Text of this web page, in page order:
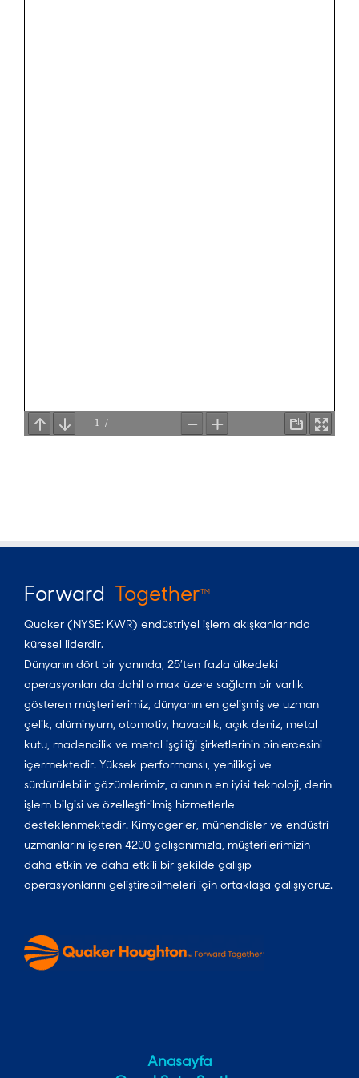
Forward TogetherTM
Quaker (NYSE: KWR) endüstriyel işlem akışkanlarında
küresel liderdir.
Dünyanın dört bir yanında, 25’ten fazla ülkedeki
operasyonları da dahil olmak üzere sağlam bir varlık
gösteren müşterilerimiz, dünyanın en gelişmiş ve uzman
çelik, alüminyum, otomotiv, havacılık, açık deniz, metal
kutu, madencilik ve metal işçiliği şirketlerinin binlercesini
içermektedir. Yüksek performanslı, yenilikçi ve
sürdürülebilir çözümlerimiz, alanının en iyisi teknoloji, derin
işlem bilgisi ve özelleştirilmiş hizmetlerle
desteklenmektedir. Kimyagerler, mühendisler ve endüstri
uzmanlarını içeren 4200 çalışanımızla, müşterilerimizin
daha etkin ve daha etkili bir şekilde çalışıp
operasyonlarını geliştirebilmeleri için ortaklaşa çalışıyoruz.
Anasayfa